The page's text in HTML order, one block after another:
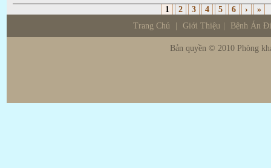
1 2 3 4 5 6 ›
»
Trang Chủ
Giới Thiệu Bệnh Án
Bản quyền © 2010 Phòng